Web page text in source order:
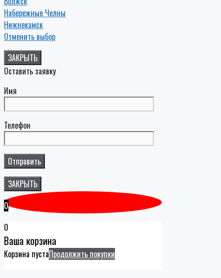
Набережные Челны
Нижнекамск
Отменить выбор
ЗАКРЫТЬ
Оставить заявку
Имя
Телефон
ЗАКРЫТЬ
0
0
Ваша корзина
Корзина пустаПродолжить покупки